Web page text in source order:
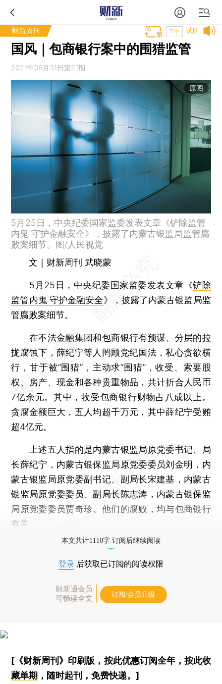
财新周刊 试听
T中
国风｜包商银行案中的围猎监管
2021年05月31日第21期
原图
5月25日，中央纪委国家监委发表文章《铲除监管
内鬼 守护金融安全》，披露了内蒙古银监局监管腐
败案细节。图/人民视觉
文｜财新周刊 武晓蒙
5月25日，中央纪委国家监委发表文章《铲除
监管内鬼 守护金融安全》，披露了内蒙古银监局监
管腐败案细节。
在不法金融集团和包商银行有预谋、分层的拉
拢腐蚀下，薛纪宁等人罔顾党纪国法，私心贪欲横
行，甘于被“围猎”，主动求“围猎”，收受、索要股
权、房产、现金和各种贵重物品，共计折合人民币
7亿余元。其中，收受包商银行财物占八成以上。
贪腐金额巨大，五人均超千万元，其中薛纪宁受贿
超4亿元。
上述五人指的是内蒙古银监局原党委书记、局
长薛纪宁，内蒙古银保监局原党委委员刘金明，内
蒙古银监局原党委副书记、副局长宋建基，内蒙古
银监局原党委委员、副局长陈志涛，内蒙古银保监
局原党委委员贾奇珍。他们的腐败，均与包商银行
有关。
本文共计1110字 订阅后继续阅读
登录 后获取已订阅的阅读权限
财新通会员
可畅读全文
订阅/会员升级
[《财新周刊》印刷版， 按此优惠订阅全年， 按此收
藏单期 ，随时起刊，免费快递。]